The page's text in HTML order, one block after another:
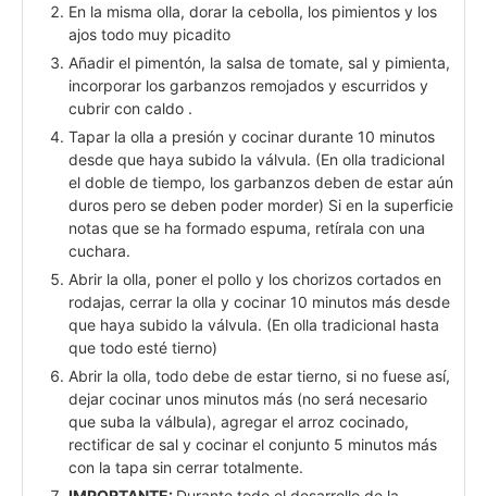
En la misma olla, dorar la cebolla, los pimientos y los
ajos todo muy picadito
Añadir el pimentón, la salsa de tomate, sal y pimienta,
incorporar los garbanzos remojados y escurridos y
cubrir con caldo .
Tapar la olla a presión y cocinar durante 10 minutos
desde que haya subido la válvula. (En olla tradicional
el doble de tiempo, los garbanzos deben de estar aún
duros pero se deben poder morder) Si en la superficie
notas que se ha formado espuma, retírala con una
cuchara.
Abrir la olla, poner el pollo y los chorizos cortados en
rodajas, cerrar la olla y cocinar 10 minutos más desde
que haya subido la válvula. (En olla tradicional hasta
que todo esté tierno)
Abrir la olla, todo debe de estar tierno, si no fuese así,
dejar cocinar unos minutos más (no será necesario
que suba la válbula), agregar el arroz cocinado,
rectificar de sal y cocinar el conjunto 5 minutos más
con la tapa sin cerrar totalmente.